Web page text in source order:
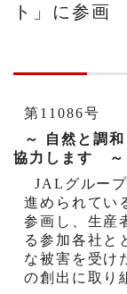
ト」に参画
第11086号
～ 自然と調
協力します ～
JAL グルー
進められてい
参画し、生産
る参加各社と
な被害を受け
の創出に取り